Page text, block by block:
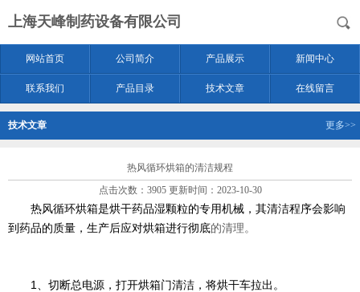
上海天峰制药设备有限公司
网站首页 公司简介 产品展示 新闻中心
联系我们 产品目录 技术文章 在线留言
技术文章 更多>>
热风循环烘箱的清洁规程
点击次数：3905 更新时间：2023-10-30
热风循环烘箱是烘干药品湿颗粒的专用机械，其清洁程序会影响
到药品的质量，生产后应对烘箱进行彻底的清理。
1、切断总电源，打开烘箱门清洁，将烘干车拉出。